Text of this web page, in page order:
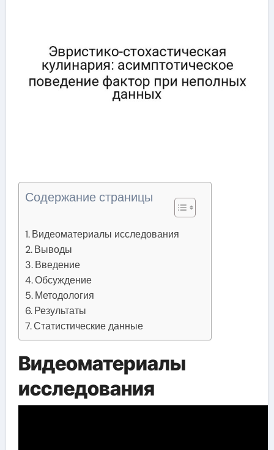
Содержание страницы
Видеоматериалы исследования
Выводы
Введение
Обсуждение
Методология
Результаты
Статистические данные
Видеоматериалы
исследования